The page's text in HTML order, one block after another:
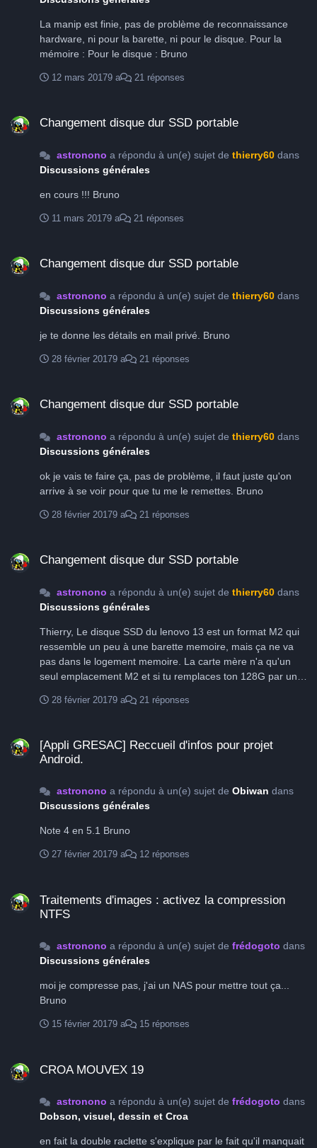
sur tout le terrain. On a vu des objets au T500 qui
ressemblaient à des photos CCD !!! Les appareils photos
crépitent au milieu des galères informatiques mixant
connexion USB, Windows de merde, et Ascom à la con, et
suivi de .... et J'en passe, une soirée normale pour nous les
Geeks... Un premier nettoyage du miroir a été réalisé avec
rien d'impossible. Philippe prépare un compte rendu pour
Les départs s'étalent du samedi matin au dimanche sans
problèmes, excellente semaine avec une super ambiance,
repas mais sachez que personne n'est mort de faim, une
certaine dissonance sur une proposition d'un plat de pâtes
aux brocolis a provoqué un schisme mais rien de grave ....
La manip est finie, pas de problème de reconnaissance
hardware, ni pour la barette, ni pour le disque. Pour la
mémoire : Pour le disque : Bruno
12 mars 20179 a 21 réponses
Changement disque dur SSD portable
astronono a répondu à un(e) sujet de thierry60dans
Discussions générales
en cours !!! Bruno
11 mars 20179 a 21 réponses
Changement disque dur SSD portable
astronono a répondu à un(e) sujet de thierry60dans
Discussions générales
je te donne les détails en mail privé. Bruno
28 février 20179 a 21 réponses
Changement disque dur SSD portable
astronono a répondu à un(e) sujet de thierry60dans
Discussions générales
ok je vais te faire ça, pas de problème, il faut juste qu'on
arrive à se voir pour que tu me le remettes. Bruno
28 février 20179 a 21 réponses
Changement disque dur SSD portable
astronono a répondu à un(e) sujet de thierry60dans
Discussions générales
Thierry, Le disque SSD du lenovo 13 est un format M2 qui
ressemble un peu à une barette memoire, mais ça ne va
pas dans le logement memoire. La carte mère n'a qu'un
seul emplacement M2 et si tu remplaces ton 128G par un
puisse le restaurer sur le nouveau disque. Je peux te filer
28 février 20179 a 21 réponses
[Appli GRESAC] Reccueil d'infos pour projet
Android.
astronono a répondu à un(e) sujet de Obiwan dans
Discussions générales
Note 4 en 5.1 Bruno
27 février 20179 a 12 réponses
Traitements d'images : activez la compression
NTFS
astronono a répondu à un(e) sujet de frédogoto dans
Discussions générales
moi je compresse pas, j'ai un NAS pour mettre tout ça...
Bruno
15 février 20179 a 15 réponses
CROA MOUVEX 19
astronono a répondu à un(e) sujet de frédogoto dans
Dobson, visuel, dessin et Croa
en fait la double raclette s'explique par le fait qu'il manquait